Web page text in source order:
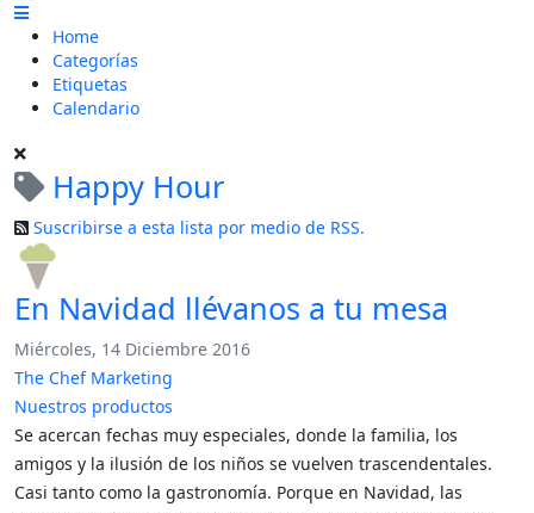
Home
Categorías
Etiquetas
Calendario
Happy Hour
Suscribirse a esta lista por medio de RSS.
En Navidad llévanos a tu mesa
Miércoles, 14 Diciembre 2016
The Chef Marketing
Nuestros productos
Se acercan fechas muy especiales, donde la familia, los
amigos y la ilusión de los niños se vuelven trascendentales.
Casi tanto como la gastronomía. Porque en Navidad, las